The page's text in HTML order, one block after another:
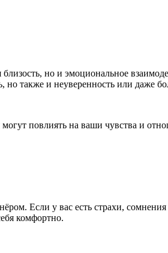
но и эмоциональное
но также и неуверенность или даже
повлиять на ваши чувства и
Если у вас есть страхи,
комфортно.